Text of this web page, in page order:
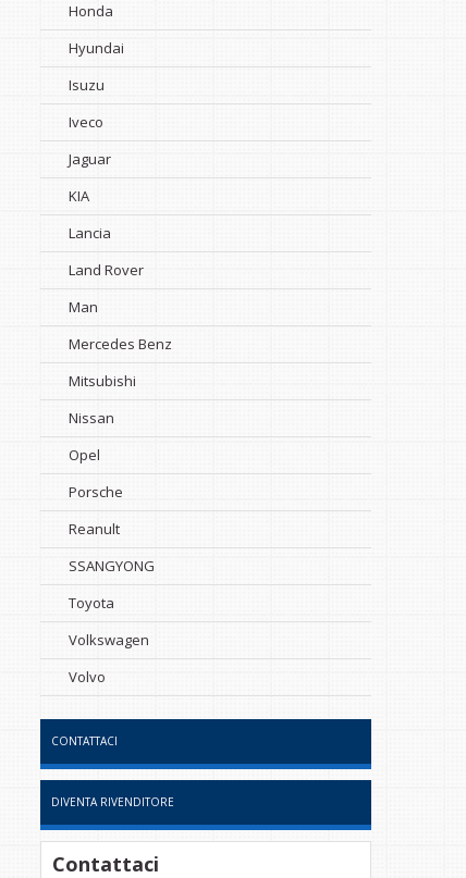
Honda
Hyundai
Isuzu
Iveco
Jaguar
KIA
Lancia
Land Rover
Man
Mercedes Benz
Mitsubishi
Nissan
Opel
Porsche
Reanult
SSANGYONG
Toyota
Volkswagen
Volvo
CONTATTACI
DIVENTA RIVENDITORE
Contattaci